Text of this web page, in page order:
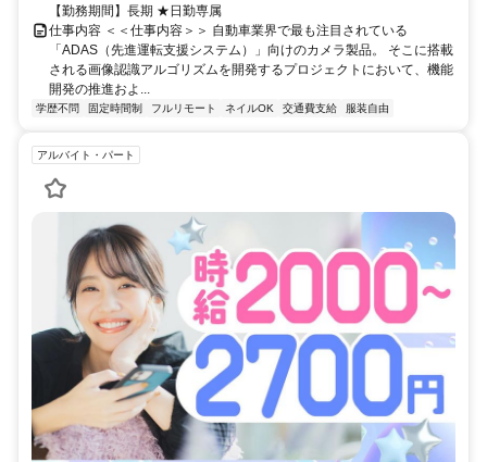
【勤務期間】長期 ★日勤専属
仕事内容 ＜＜仕事内容＞＞ 自動車業界で最も注目されている
「ADAS（先進運転支援システム）」向けのカメラ製品。 そこに搭載
される画像認識アルゴリズムを開発するプロジェクトにおいて、機能
開発の推進およ...
学歴不問 固定時間制 フルリモート ネイルOK 交通費支給 服装自由
アルバイト・パート